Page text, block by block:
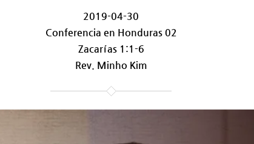
2019-04-30
Conferencia en Honduras 02
Zacarías 1:1-6
Rev. Minho Kim